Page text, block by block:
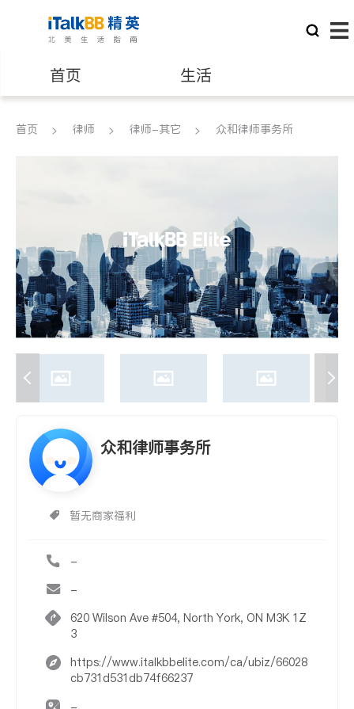
首页 生活
医生 律师
会计师
建筑装修
首页 律师 律师-其它 众和律师事务所
众和律师事务所
暂无商家福利
-
-
620 Wilson Ave #504, North York, ON M3K 1Z
3
https://www.italkbbelite.com/ca/ubiz/66028
cb731d531db74f66237